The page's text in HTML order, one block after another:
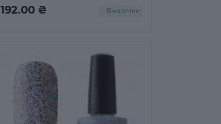
192.00 ₴ В наличии